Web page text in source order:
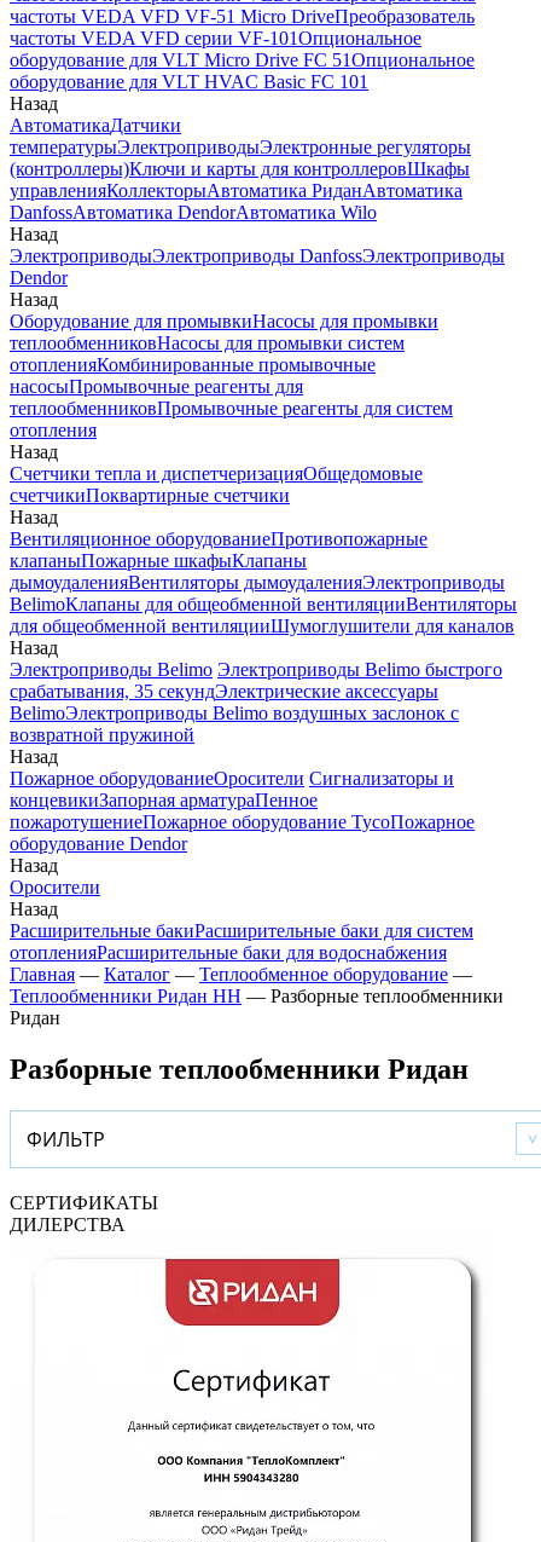
частоты VEDA VFD VF-51 Micro DriveПреобразователь
частоты VEDA VFD серии VF-101Опциональное
оборудование для VLT Micro Drive FC 51Опциональное
оборудование для VLT HVAC Basic FC 101
Назад
АвтоматикаДатчики
температурыЭлектроприводыЭлектронные регуляторы
(контроллеры)Ключи и карты для контроллеровШкафы
управленияКоллекторыАвтоматика РиданАвтоматика
DanfossАвтоматика DendorАвтоматика Wilo
Назад
ЭлектроприводыЭлектроприводы DanfossЭлектроприводы
Dendor
Назад
Оборудование для промывкиНасосы для промывки
теплообменниковНасосы для промывки систем
отопленияКомбинированные промывочные
насосыПромывочные реагенты для
теплообменниковПромывочные реагенты для систем
отопления
Назад
Счетчики тепла и диспетчеризацияОбщедомовые
счетчикиПоквартирные счетчики
Назад
Вентиляционное оборудованиеПротивопожарные
клапаныПожарные шкафыКлапаны
дымоудаленияВентиляторы дымоудаленияЭлектроприводы
BelimoКлапаны для общеобменной вентиляцииВентиляторы
для общеобменной вентиляцииШумоглушители для каналов
Назад
Электроприводы Belimo Электроприводы Belimo быстрого
срабатывания, 35 секундЭлектрические аксессуары
BelimoЭлектроприводы Belimo воздушных заслонок c
возвратной пружиной
Назад
Пожарное оборудованиеОросители Сигнализаторы и
концевикиЗапорная арматураПенное
пожаротушениеПожарное оборудование TycoПожарное
оборудование Dendor
Назад
Оросители
Назад
Расширительные бакиРасширительные баки для систем
отопленияРасширительные баки для водоснабжения
Главная — Каталог — Теплообменное оборудование —
Теплообменники Ридан НН — Разборные теплообменники
Ридан
Разборные теплообменники Ридан
ФИЛЬТР
СЕРТИФИКАТЫ
ДИЛЕРСТВА